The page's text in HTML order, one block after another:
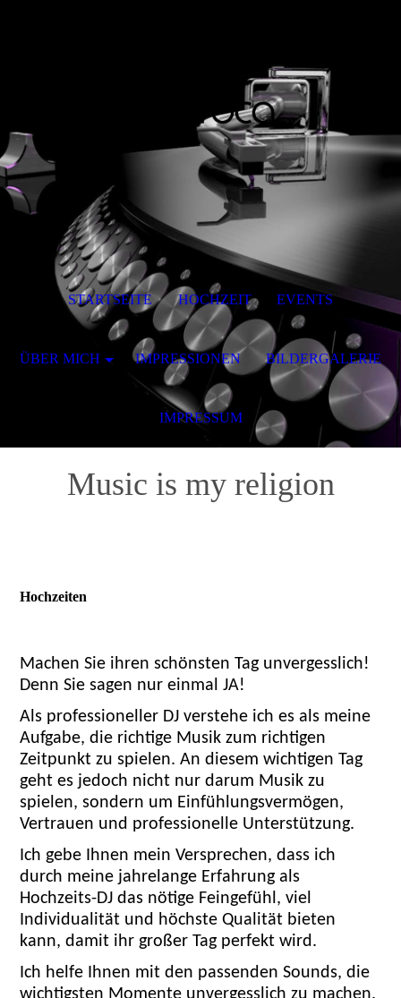
Music is my religion
Hochzeiten
Machen Sie ihren schönsten Tag unvergesslich!
Denn Sie sagen nur einmal JA!
Als professioneller DJ verstehe ich es als meine
Aufgabe, die richtige Musik zum richtigen
Zeitpunkt zu spielen. An diesem wichtigen Tag
geht es jedoch nicht nur darum Musik zu
spielen, sondern um Einfühlungsvermögen,
Vertrauen und professionelle Unterstützung.
Ich gebe Ihnen mein Versprechen, dass ich
durch meine jahrelange Erfahrung als
Hochzeits-DJ das nötige Feingefühl, viel
Individualität und höchste Qualität bieten
kann, damit ihr großer Tag perfekt wird.
Ich helfe Ihnen mit den passenden Sounds, die
STARTSEITE HOCHZEIT EVENTS
ÜBER MICH IMPRESSIONEN BILDERGALERIE
IMPRESSUM